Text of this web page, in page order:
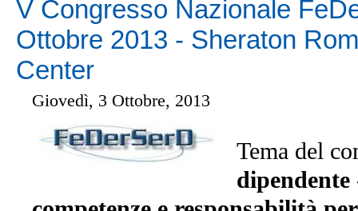
V Congresso Nazionale
Ottobre 2013 - Sheraton
Center
Giovedì, 3 Ottobre, 2013
Tema del
dipendente